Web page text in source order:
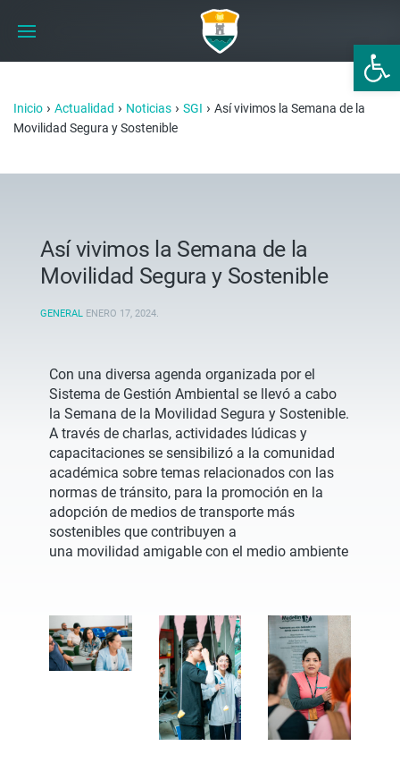
Abrir
Inicio › Actualidad › Noticias › SGI › Así vivimos la Semana de la
Movilidad Segura y Sostenible
Así vivimos la Semana de la
Movilidad Segura y Sostenible
GENERAL ENERO 17, 2024.
Con una diversa agenda organizada por el
Sistema de Gestión Ambiental se llevó a cabo
la Semana de la Movilidad Segura y Sostenible.
A través de charlas, actividades lúdicas y
capacitaciones se sensibilizó a la comunidad
académica sobre temas relacionados con las
normas de tránsito, para la promoción en la
adopción de medios de transporte más
sostenibles que contribuyen a
una movilidad amigable con el medio ambiente